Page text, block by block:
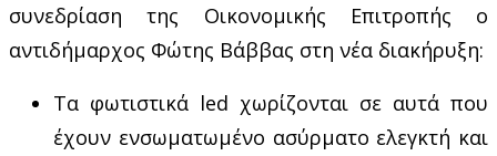
συνεδρίαση της Οικονομικής Επιτροπής ο
αντιδήμαρχος Φώτης Βάββας στη νέα διακήρυξη:
Τα φωτιστικά led χωρίζονται σε αυτά που
έχουν ενσωματωμένο ασύρματο ελεγκτή και